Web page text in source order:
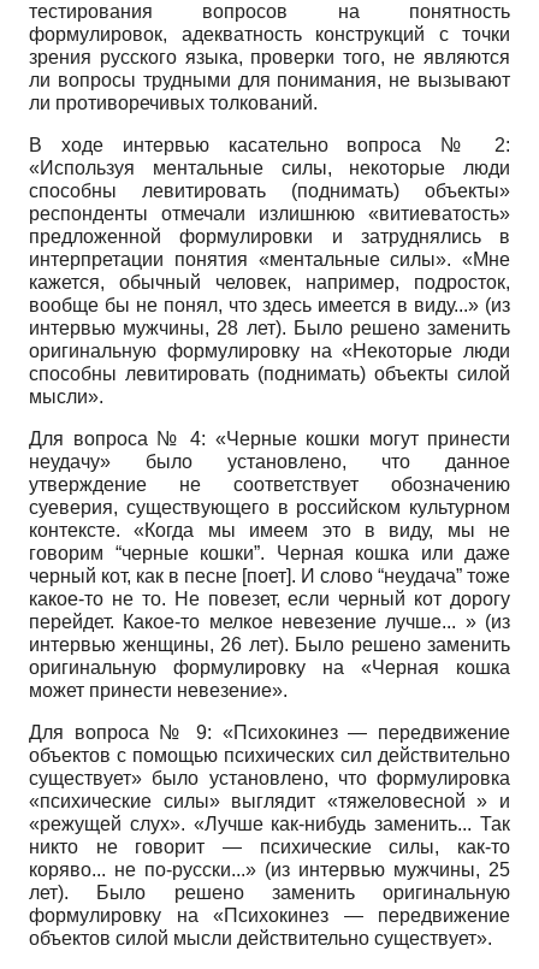
тестирования вопросов на понятность
формулировок, адекватность конструкций с точки
зрения русского языка, проверки того, не являются
ли вопросы трудными для понимания, не вызывают
ли противоречивых толкований.
В ходе интервью касательно вопроса № 2:
«Используя ментальные силы, некоторые люди
способны левитировать (поднимать) объекты»
респонденты отмечали излишнюю «витиеватость»
предложенной формулировки и затруднялись в
интерпретации понятия «ментальные силы». «Мне
кажется, обычный человек, например, подросток,
вообще бы не понял, что здесь имеется в виду...» (из
интервью мужчины, 28 лет). Было решено заменить
оригинальную формулировку на «Некоторые люди
способны левитировать (поднимать) объекты силой
мысли».
Для вопроса № 4: «Черные кошки могут принести
неудачу» было установлено, что данное
утверждение не соответствует обозначению
суеверия, существующего в российском культурном
контексте. «Когда мы имеем это в виду, мы не
говорим “черные кошки”. Черная кошка или даже
черный кот, как в песне [поет]. И слово “неудача” тоже
какое-то не то. Не повезет, если черный кот дорогу
перейдет. Какое-то мелкое невезение лучше... » (из
интервью женщины, 26 лет). Было решено заменить
оригинальную формулировку на «Черная кошка
может принести невезение».
Для вопроса № 9: «Психокинез — передвижение
объектов с помощью психических сил действительно
существует» было установлено, что формулировка
«психические силы» выглядит «тяжеловесной » и
«режущей слух». «Лучше как-нибудь заменить... Так
никто не говорит — психические силы, как-то
коряво... не по-русски...» (из интервью мужчины, 25
лет). Было решено заменить оригинальную
формулировку на «Психоки­нез — передвижение
объектов силой мысли действительно существует».